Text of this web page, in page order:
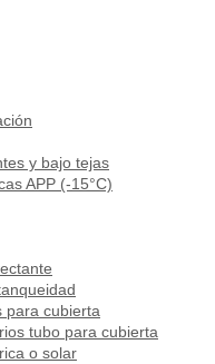
y bajo tejas
APP (-15°C)
para cubierta
tubo para cubierta
o solar